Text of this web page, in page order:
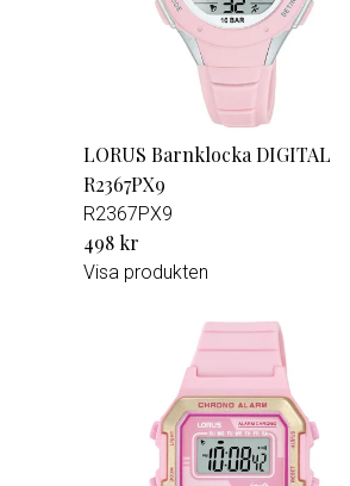
LORUS Barnklocka DIGITAL
R2367PX9
R2367PX9
498 kr
Visa produkten